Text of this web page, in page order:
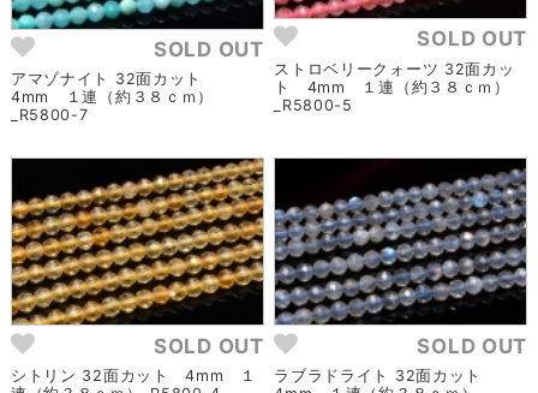
SOLD OUT
アマゾナイト 32面カット
4mm １連（約３８ｃｍ）
_R5800-7
SOLD OUT
ストロベリークォーツ 32面カッ
ト 4mm １連（約３８ｃｍ）
_R5800-5
SOLD OUT
シトリン 32面カット 4mm １
SOLD OUT
ラブラドライト 32面カット